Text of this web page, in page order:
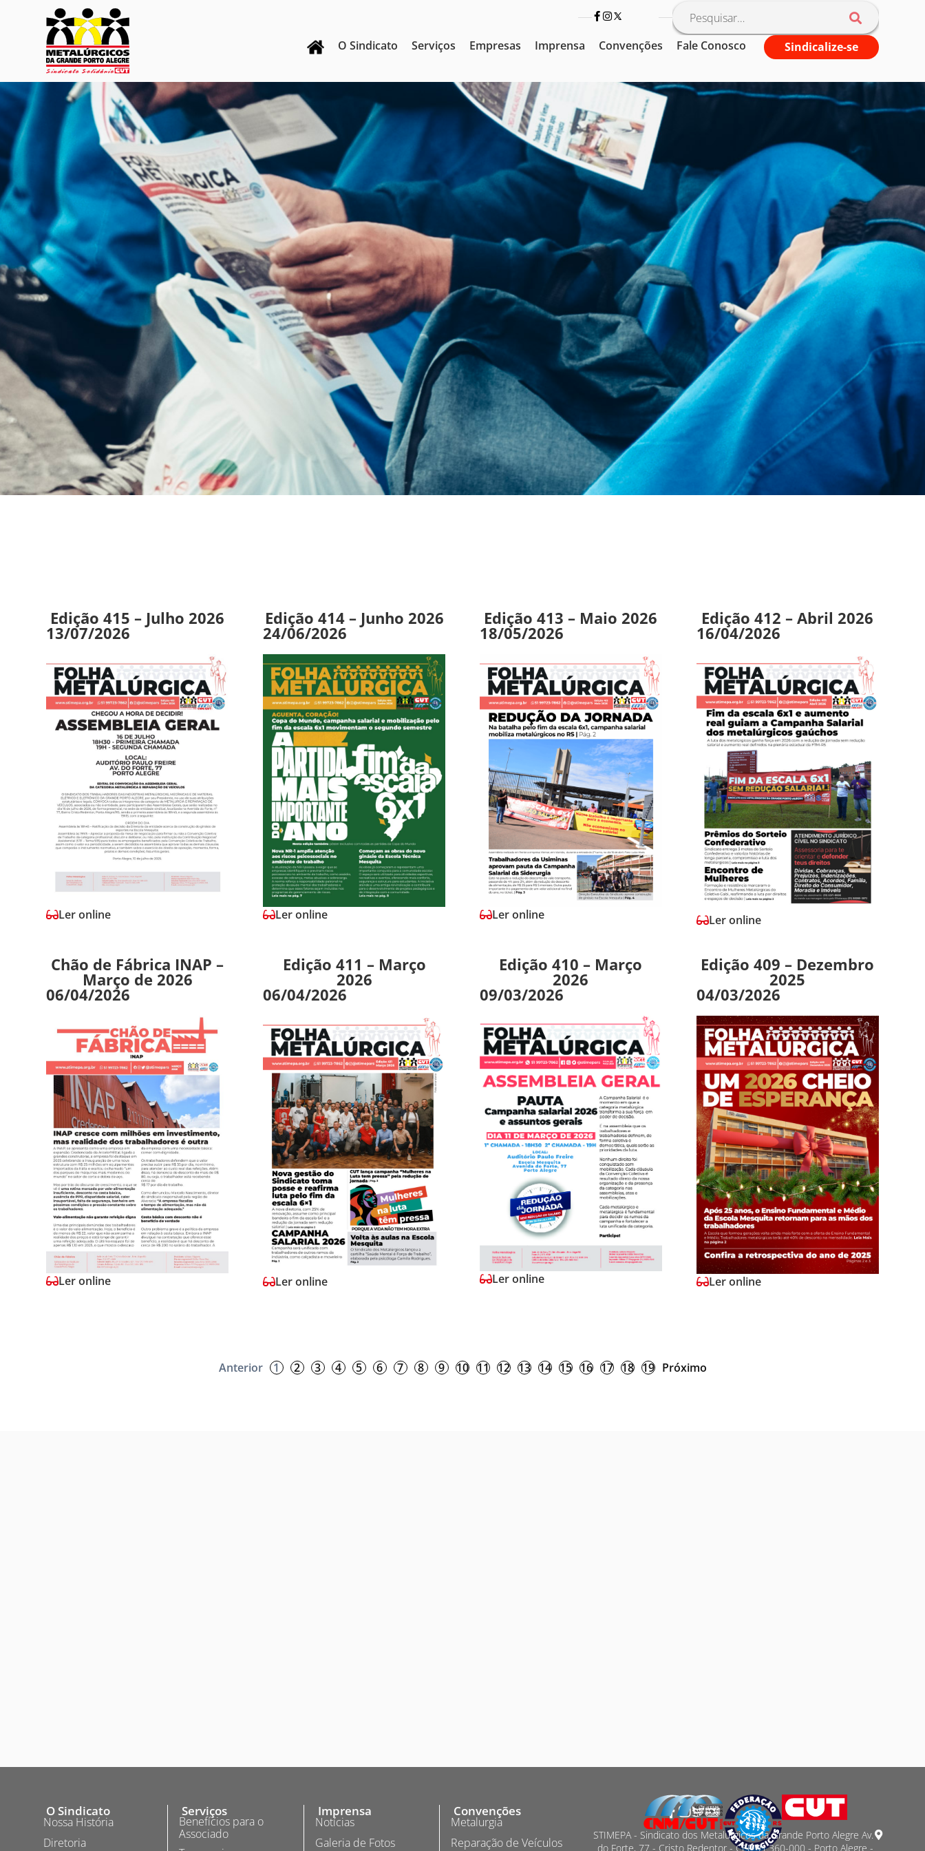
O Sindicato Serviços Empresas Imprensa Convenções Fale Conosco Sindicalize-se
Edição 415 – Julho 2026
13/07/2026
Ler online
Edição 414 – Junho 2026
24/06/2026
Ler online
Edição 413 – Maio 2026
18/05/2026
Ler online
Edição 412 – Abril 2026
16/04/2026
Ler online
Chão de Fábrica INAP –
Março de 2026
06/04/2026
Ler online
Edição 411 – Março
2026
06/04/2026
Ler online
Edição 410 – Março
2026
09/03/2026
Ler online
Edição 409 – Dezembro
2025
04/03/2026
Ler online
Anterior 1 2 3 4 5 6 7 8 9 10 11 12 13 14 15 16 17 18 19 Próximo
O Sindicato
Nossa História
Diretoria
Serviços
Benefícios para o
Associado
Imprensa
Notícias
Galeria de Fotos
Convenções
Metalurgia
Reparação de Veículos
STIMEPA - Sindicato dos Metalurgicos da Grande Porto Alegre Av.
do Forte, 77 - Cristo Redentor - CEP 91.360-000 - Porto Alegre -